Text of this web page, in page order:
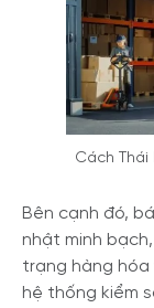
Cách
Bên cạnh đó,
nhật minh
trạng hàng hóa
hệ thống kiểm